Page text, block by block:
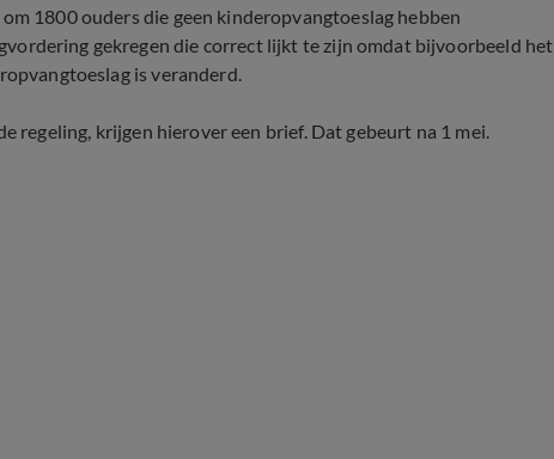
1800 ouders die geen kinderopvangtoeslag hebben
gekregen die correct lijkt te zijn omdat bijvoorbeeld het
is veranderd.
regeling, krijgen hierover een brief. Dat gebeurt na 1 mei.